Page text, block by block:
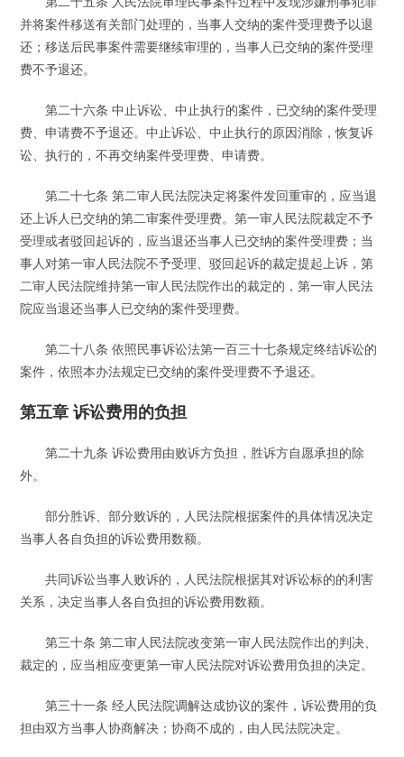
并将案件移送有关部门处理的，当事人交纳的案件受理费予以退
还；移送后民事案件需要继续审理的，当事人已交纳的案件受理
费不予退还。
第二十六条 中止诉讼、中止执行的案件，已交纳的案件受理
费、申请费不予退还。中止诉讼、中止执行的原因消除，恢复诉
讼、执行的，不再交纳案件受理费、申请费。
第二十七条 第二审人民法院决定将案件发回重审的，应当退
还上诉人已交纳的第二审案件受理费。第一审人民法院裁定不予
受理或者驳回起诉的，应当退还当事人已交纳的案件受理费；当
事人对第一审人民法院不予受理、驳回起诉的裁定提起上诉，第
二审人民法院维持第一审人民法院作出的裁定的，第一审人民法
院应当退还当事人已交纳的案件受理费。
第二十八条 依照民事诉讼法第一百三十七条规定终结诉讼的
案件，依照本办法规定已交纳的案件受理费不予退还。
第五章 诉讼费用的负担
第二十九条 诉讼费用由败诉方负担，胜诉方自愿承担的除
外。
部分胜诉、部分败诉的，人民法院根据案件的具体情况决定
当事人各自负担的诉讼费用数额。
共同诉讼当事人败诉的，人民法院根据其对诉讼标的的利害
关系，决定当事人各自负担的诉讼费用数额。
第三十条 第二审人民法院改变第一审人民法院作出的判决、
裁定的，应当相应变更第一审人民法院对诉讼费用负担的决定。
第三十一条 经人民法院调解达成协议的案件，诉讼费用的负
担由双方当事人协商解决；协商不成的，由人民法院决定。